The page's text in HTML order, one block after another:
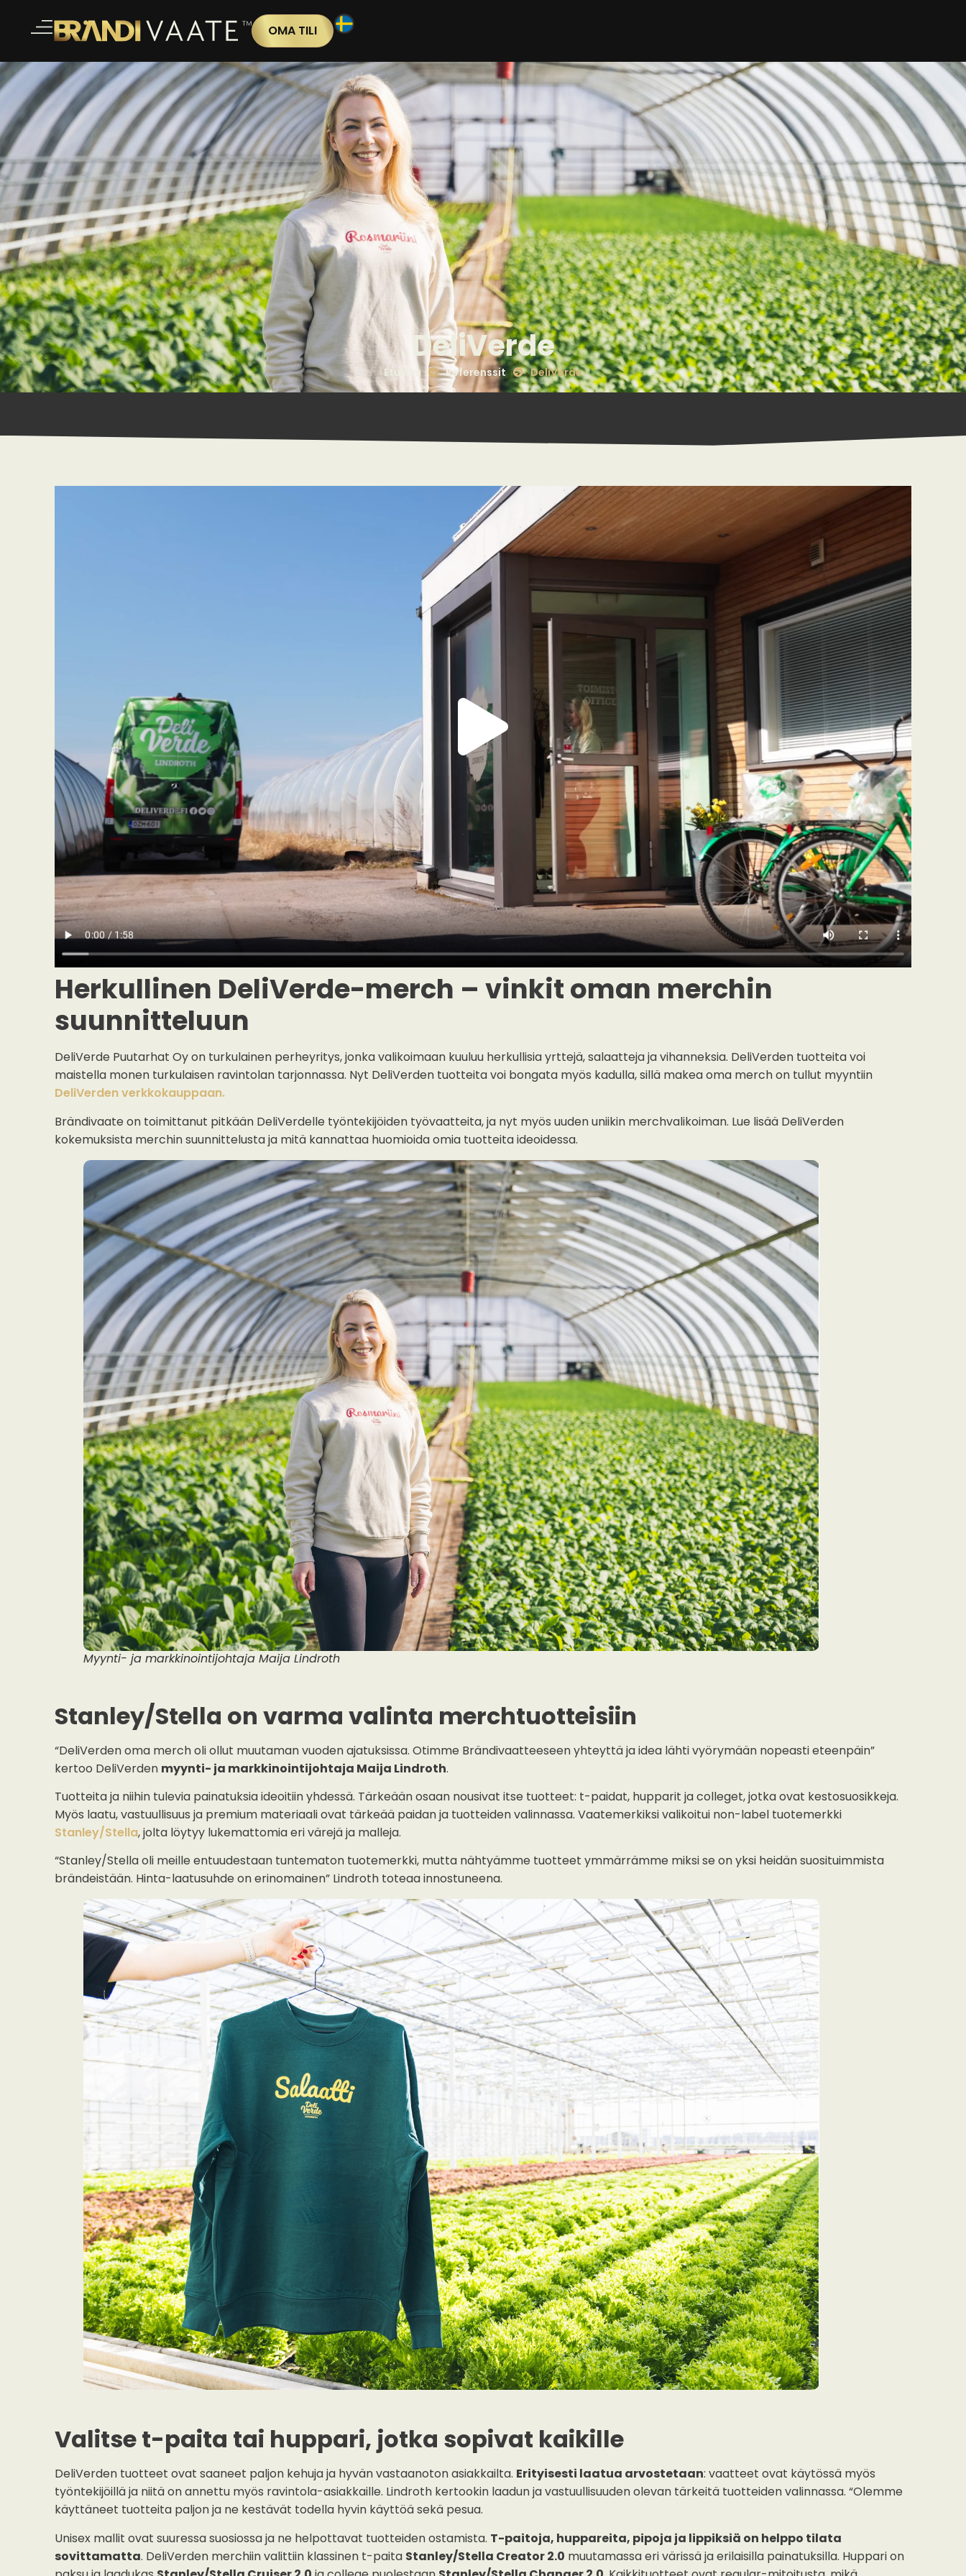
OMA TILI
DeliVerde
Etusivu Referenssit DeliVerde
Herkullinen DeliVerde-merch – vinkit oman merchin
suunnitteluun
DeliVerde Puutarhat Oy on turkulainen perheyritys, jonka valikoimaan kuuluu herkullisia yrttejä, salaatteja ja vihanneksia. DeliVerden tuotteita voi
maistella monen turkulaisen ravintolan tarjonnassa. Nyt DeliVerden tuotteita voi bongata myös kadulla, sillä makea oma merch on tullut myyntiin
DeliVerden verkkokauppaan.
Brändivaate on toimittanut pitkään DeliVerdelle työntekijöiden työvaatteita, ja nyt myös uuden uniikin merchvalikoiman. Lue lisää DeliVerden
kokemuksista merchin suunnittelusta ja mitä kannattaa huomioida omia tuotteita ideoidessa.
Myynti- ja markkinointijohtaja Maija Lindroth
Stanley/Stella on varma valinta merchtuotteisiin
“DeliVerden oma merch oli ollut muutaman vuoden ajatuksissa. Otimme Brändivaatteeseen yhteyttä ja idea lähti vyörymään nopeasti eteenpäin”
kertoo DeliVerden myynti- ja markkinointijohtaja Maija Lindroth.
Tuotteita ja niihin tulevia painatuksia ideoitiin yhdessä. Tärkeään osaan nousivat itse tuotteet: t-paidat, hupparit ja colleget, jotka ovat kestosuosikkeja.
Myös laatu, vastuullisuus ja premium materiaali ovat tärkeää paidan ja tuotteiden valinnassa. Vaatemerkiksi valikoitui non-label tuotemerkki
Stanley/Stella, jolta löytyy lukemattomia eri värejä ja malleja.
“Stanley/Stella oli meille entuudestaan tuntematon tuotemerkki, mutta nähtyämme tuotteet ymmärrämme miksi se on yksi heidän suosituimmista
brändeistään. Hinta-laatusuhde on erinomainen” Lindroth toteaa innostuneena.
Valitse t-paita tai huppari, jotka sopivat kaikille
DeliVerden tuotteet ovat saaneet paljon kehuja ja hyvän vastaanoton asiakkailta. Erityisesti laatua arvostetaan: vaatteet ovat käytössä myös
työntekijöillä ja niitä on annettu myös ravintola-asiakkaille. Lindroth kertookin laadun ja vastuullisuuden olevan tärkeitä tuotteiden valinnassa. “Olemme
käyttäneet tuotteita paljon ja ne kestävät todella hyvin käyttöä sekä pesua.
Unisex mallit ovat suuressa suosiossa ja ne helpottavat tuotteiden ostamista. T-paitoja, huppareita, pipoja ja lippiksiä on helppo tilata
sovittamatta. DeliVerden merchiin valittiin klassinen t-paita Stanley/Stella Creator 2.0 muutamassa eri värissä ja erilaisilla painatuksilla. Huppari on